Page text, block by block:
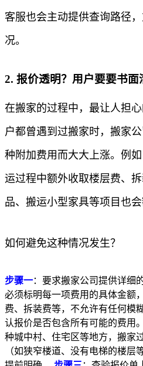
客服也会主动提供查询路径
况。
2. 报价透明？用户要要书面
在搬家的过程中，最让人担
户都曾遇到过搬家时，搬家
种附加费用而大大上涨。例
运过程中额外收取楼层费、
品、搬运小型家具等项目也会
如何避免这种情况发生？
步骤一：要求搬家公司提供详细
必须标明每一项费用的具体金额
费、拆装费等，不允许有任何模
认报价是否包含所有可能的费用
种城中村、住宅区等地方，搬家
（如狭窄楼道、没有电梯的楼层